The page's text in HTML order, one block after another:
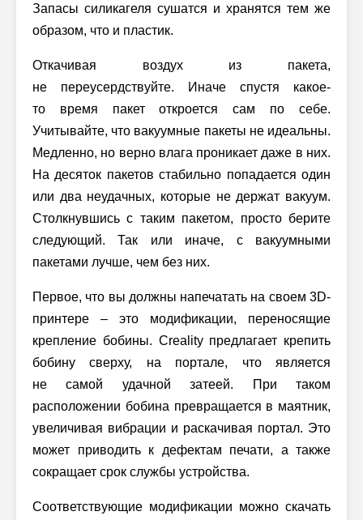
Запасы силикагеля сушатся и хранятся тем же
образом, что и пластик.
Откачивая воздух из пакета,
не переусердствуйте. Иначе спустя какое-
то время пакет откроется сам по себе.
Учитывайте, что вакуумные пакеты не идеальны.
Медленно, но верно влага проникает даже в них.
На десяток пакетов стабильно попадается один
или два неудачных, которые не держат вакуум.
Столкнувшись с таким пакетом, просто берите
следующий. Так или иначе, с вакуумными
пакетами лучше, чем без них.
Первое, что вы должны напечатать на своем 3D-
принтере – это модификации, переносящие
крепление бобины. Creality предлагает крепить
бобину сверху, на портале, что является
не самой удачной затеей. При таком
расположении бобина превращается в маятник,
увеличивая вибрации и раскачивая портал. Это
может приводить к дефектам печати, а также
сокращает срок службы устройства.
Соответствующие модификации можно скачать